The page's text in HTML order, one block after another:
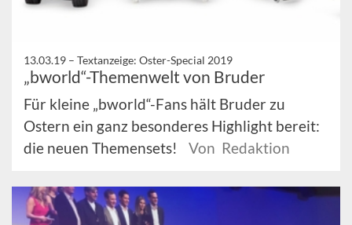
13.03.19 – Textanzeige: Oster-Special 2019
„bworld“-Themenwelt von Bruder
Für kleine „bworld“-Fans hält Bruder zu
Ostern ein ganz besonderes Highlight bereit:
die neuen Themensets!
Von Redaktion